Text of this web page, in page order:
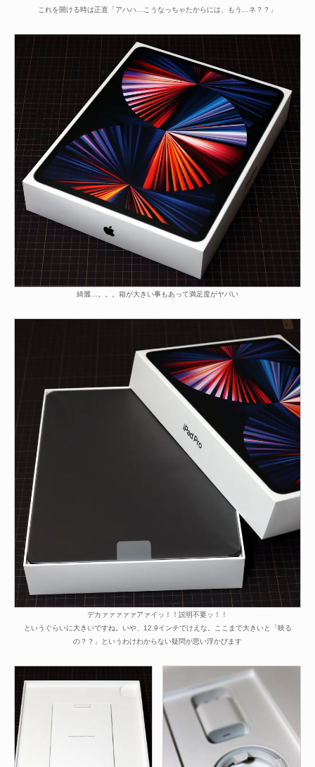
これを開ける時は正直「アハハ…こうなっちゃたからには、もう…ネ？？」
綺麗…。。。箱が大きい事もあって満足度がヤバい
デカァァァァァアァイッ！！説明不要ッ！！
というぐらいに大きいですね。いや、12.9インチでけえな。ここまで大きいと「映る
の？？」というわけわからない疑問が思い浮かびます